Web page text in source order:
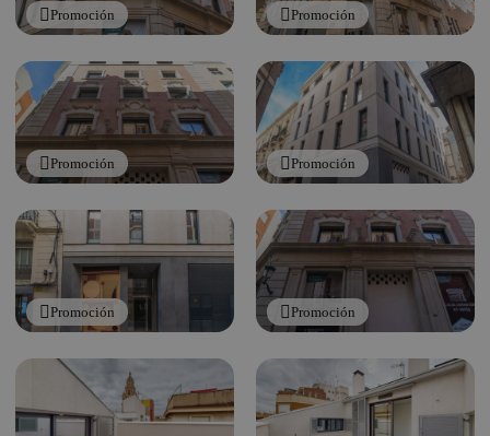
Promoción Promoción
Promoción Promoción
Promoción Promoción